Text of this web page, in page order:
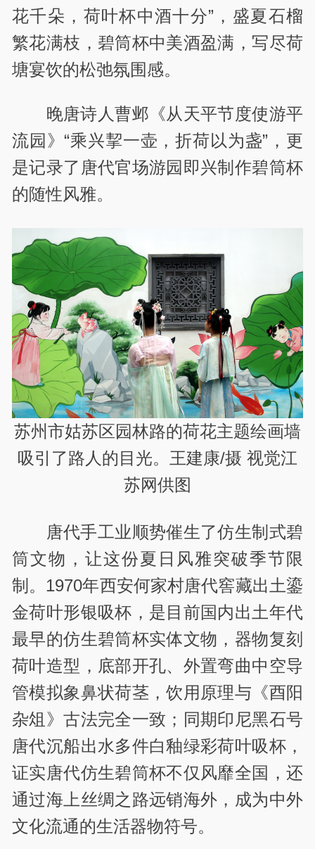
花千朵，荷叶杯中酒十分”，盛夏石榴
繁花满枝，碧筒杯中美酒盈满，写尽荷
塘宴饮的松弛氛围感。
晚唐诗人曹邺《从天平节度使游平
流园》“乘兴挈一壶，折荷以为盏”，更
是记录了唐代官场游园即兴制作碧筒杯
的随性风雅。
苏州市姑苏区园林路的荷花主题绘画墙
吸引了路人的目光。王建康/摄 视觉江
苏网供图
唐代手工业顺势催生了仿生制式碧
筒文物，让这份夏日风雅突破季节限
制。1970年西安何家村唐代窖藏出土鎏
金荷叶形银吸杯，是目前国内出土年代
最早的仿生碧筒杯实体文物，器物复刻
荷叶造型，底部开孔、外置弯曲中空导
管模拟象鼻状荷茎，饮用原理与《酉阳
杂俎》古法完全一致；同期印尼黑石号
唐代沉船出水多件白釉绿彩荷叶吸杯，
证实唐代仿生碧筒杯不仅风靡全国，还
通过海上丝绸之路远销海外，成为中外
文化流通的生活器物符号。